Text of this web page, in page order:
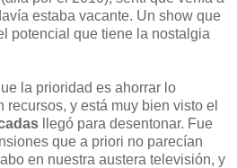
estaba vacante. Un show que
potencial que tiene la nostalgia
la prioridad es ahorrar lo
recursos, y está muy bien visto el
llegó para desentonar. Fue
que a priori no parecían
en nuestra austera televisión, y